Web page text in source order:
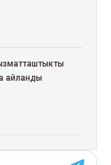
айланды